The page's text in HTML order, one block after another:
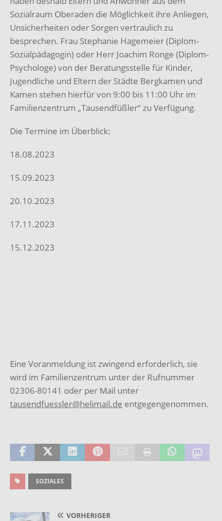
Sozialraum Oberaden die Möglichkeit ihre Anliegen,
Unsicherheiten oder Sorgen vertraulich zu
besprechen. Frau Stephanie Hagemeier (Diplom-
Sozialpädagogin) oder Herr Joachim Ronge (Diplom-
Psychologe) von der Beratungsstelle für Kinder,
Jugendliche und Eltern der Städte Bergkamen und
Kamen stehen hierfür von 9:00 bis 11:00 Uhr im
Familienzentrum „Tausendfüßler“ zu Verfügung.
Die Termine im Überblick:
18.08.2023
15.09.2023
20.10.2023
17.11.2023
15.12.2023
Eine Voranmeldung ist zwingend erforderlich, sie
wird im Familienzentrum unter der Rufnummer
02306-80141 oder per Mail unter
tausendfuessler@helimail.de entgegengenommen.
SOZIALES
VORHERIGER